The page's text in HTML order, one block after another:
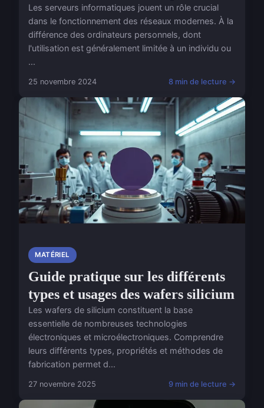
Les serveurs informatiques jouent un rôle crucial
dans le fonctionnement des réseaux modernes. À la
différence des ordinateurs personnels, dont
l'utilisation est généralement limitée à un individu ou
...
25 novembre 2024 8 min de lecture →
MATÉRIEL
Guide pratique sur les différents
types et usages des wafers silicium
Les wafers de silicium constituent la base
essentielle de nombreuses technologies
électroniques et microélectroniques. Comprendre
leurs différents types, propriétés et méthodes de
fabrication permet d...
27 novembre 2025 9 min de lecture →